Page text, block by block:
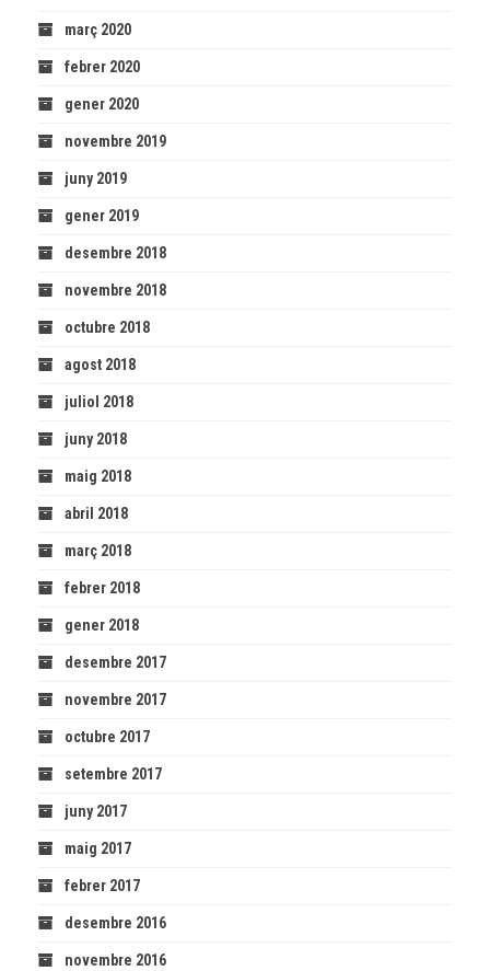
març 2020
febrer 2020
gener 2020
novembre 2019
juny 2019
gener 2019
desembre 2018
novembre 2018
octubre 2018
agost 2018
juliol 2018
juny 2018
maig 2018
abril 2018
març 2018
febrer 2018
gener 2018
desembre 2017
novembre 2017
octubre 2017
setembre 2017
juny 2017
maig 2017
febrer 2017
desembre 2016
novembre 2016